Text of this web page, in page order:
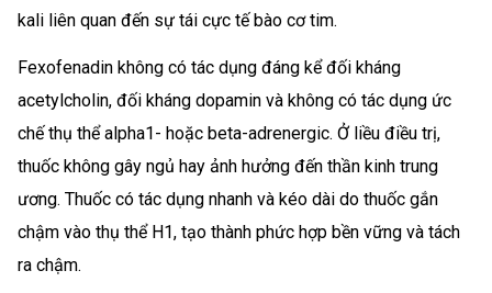
kali liên quan đến sự tái cực tế bào cơ tim.
Fexofenadin không có tác dụng đáng kể đối kháng
acetylcholin, đối kháng dopamin và không có tác dụng ức
chế thụ thể alpha1- hoặc beta-adrenergic. Ở liều điều trị,
thuốc không gây ngủ hay ảnh hưởng đến thần kinh trung
ương. Thuốc có tác dụng nhanh và kéo dài do thuốc gắn
chậm vào thụ thể H1, tạo thành phức hợp bền vững và tách
ra chậm.